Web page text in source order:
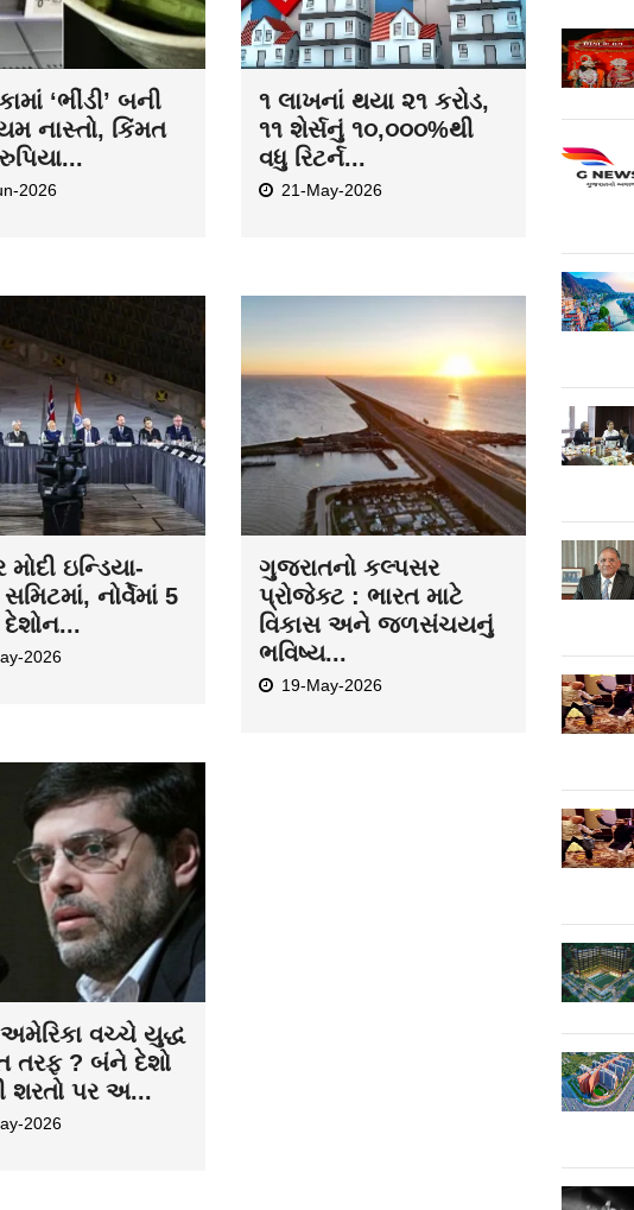
‘ભીંડી’ બની
નાસ્તો, કિંમત
2026
૧ લાખનાં થયા ૨૧ કરોડ,
૧૧ શેર્સનું ૧૦,૦૦૦%થી
વધુ રિટર્ન...
21-May-2026
મોદી ઇન્ડિયા-
સમિટમાં, નોર્વેમાં 5
દેશોન...
2026
ગુજરાતનો કલ્પસર
પ્રોજેક્ટ : ભારત માટે
વિકાસ અને જળસંચયનું
ભવિષ્ય...
19-May-2026
વચ્ચે યુદ્ધ
તરફ ? બંને દેશો
શરતો પર અ...
2026